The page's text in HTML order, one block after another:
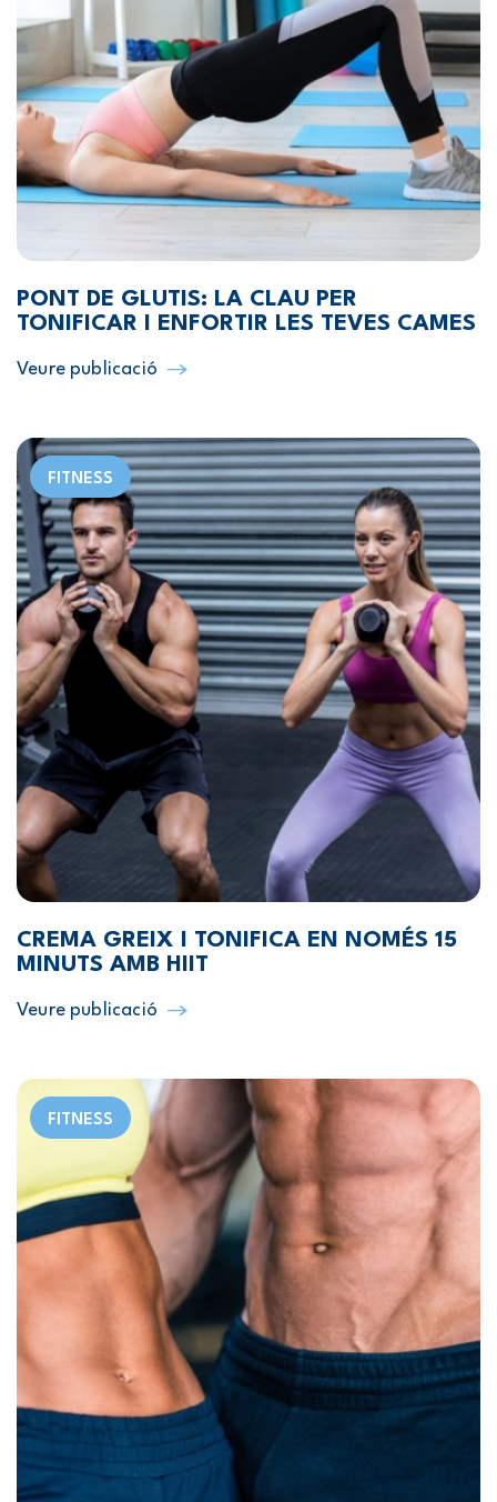
PONT DE GLUTIS: LA CLAU PER
TONIFICAR I ENFORTIR LES TEVES CAMES
Veure publicació
FITNESS
CREMA GREIX I TONIFICA EN NOMÉS 15
MINUTS AMB HIIT
Veure publicació
FITNESS